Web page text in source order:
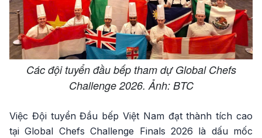
Các đội tuyển đầu bếp tham dự Global Chefs
Challenge 2026. Ảnh: BTC
Việc Đội tuyển Đầu bếp Việt Nam đạt thành tích cao
tại Global Chefs Challenge Finals 2026 là dấu mốc